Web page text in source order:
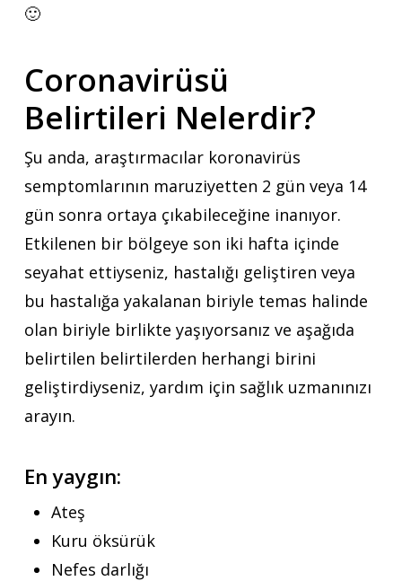
🙂
Coronavirüsü
Belirtileri Nelerdir?
Şu anda, araştırmacılar koronavirüs
semptomlarının maruziyetten 2 gün veya 14
gün sonra ortaya çıkabileceğine inanıyor.
Etkilenen bir bölgeye son iki hafta içinde
seyahat ettiyseniz, hastalığı geliştiren veya
bu hastalığa yakalanan biriyle temas halinde
olan biriyle birlikte yaşıyorsanız ve aşağıda
belirtilen belirtilerden herhangi birini
geliştirdiyseniz, yardım için sağlık uzmanınızı
arayın.
En yaygın:
Ateş
Kuru öksürük
Nefes darlığı